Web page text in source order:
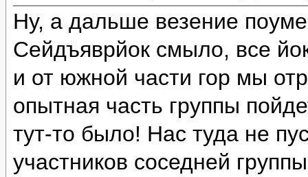
Ну, а дальше везение
Сейдъяврйок смыло, все
и от южной части гор мы
опытная часть группы
тут-то было! Нас туда не
участников соседней